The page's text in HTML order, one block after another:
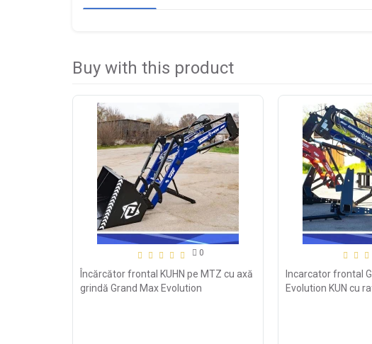
Buy with this product
0
Încărcător frontal KUHN pe MTZ cu axă
grindă Grand Max Evolution
Incarcator frontal
Evolution KUN cu